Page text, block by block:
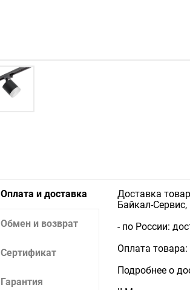
Оплата и доставка
Обмен и возврат
Сертификат
Гарантия
Доставка
Байкал-
- по России:
Оплата товара:
Подробнее о